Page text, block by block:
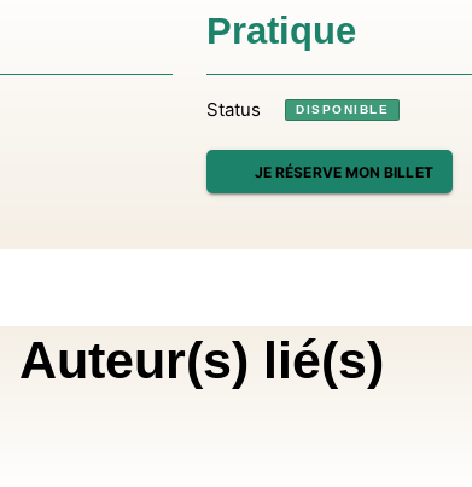
Pratique
Status DISPONIBLE
JE RÉSERVE MON BILLET
Auteur(s) lié(s)